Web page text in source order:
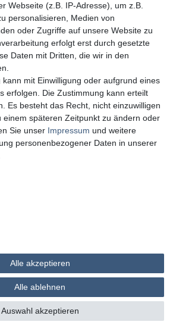
Werkzeuge und Maschinen
Webseite (z.B. IP-Adresse), um z.B.
personalisieren, Medien von
oder Zugriffe auf unsere Website zu
erfolgt erst durch gesetzte
Daten mit Dritten, die wir in den
mit Einwilligung oder aufgrund eines
erfolgen. Die Zustimmung kann erteilt
Es besteht das Recht, nicht einzuwilligen
einem späteren Zeitpunkt zu ändern oder
Sie unser Impressum und weitere
personenbezogener Daten in unserer
Alle akzeptieren
Alle ablehnen
Auswahl akzeptieren